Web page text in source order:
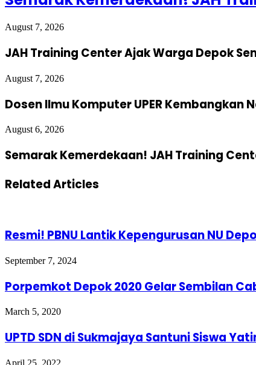
August 7, 2026
JAH Training Center Ajak Warga Depok
August 7, 2026
Dosen Ilmu Komputer UPER Kembangkan
August 6, 2026
Semarak Kemerdekaan! JAH Training
Related Articles
Resmi! PBNU Lantik Kepengurusan NU
September 7, 2024
Porpemkot Depok 2020 Gelar Sembilan
March 5, 2020
UPTD SDN di Sukmajaya Santuni Siswa
April 25, 2022